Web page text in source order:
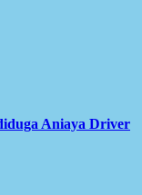
Aniaya Driver